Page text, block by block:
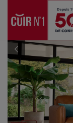
Previous